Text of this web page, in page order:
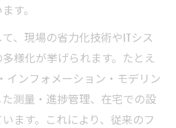
す。
、現場の省力化技術やITシス
様化が挙げられます。たとえ
インフォメーション・モデリン
測量・進捗管理、在宅での設
ます。これにより、従来のフ